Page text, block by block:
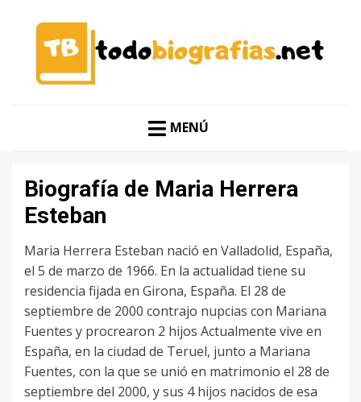
TODO BIOGRAFÍAS
MENÚ
Biografía de Maria Herrera
Esteban
Maria Herrera Esteban nació en Valladolid, España,
el 5 de marzo de 1966. En la actualidad tiene su
residencia fijada en Girona, España. El 28 de
septiembre de 2000 contrajo nupcias con Mariana
Fuentes y procrearon 2 hijos Actualmente vive en
España, en la ciudad de Teruel, junto a Mariana
Fuentes, con la que se unió en matrimonio el 28 de
septiembre del 2000, y sus 4 hijos nacidos de esa